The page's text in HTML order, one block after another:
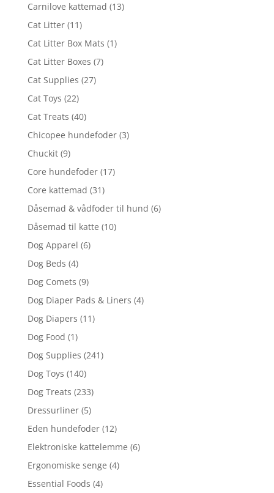
Carnilove kattemad (13)
Cat Litter (11)
Cat Litter Box Mats (1)
Cat Litter Boxes (7)
Cat Supplies (27)
Cat Toys (22)
Cat Treats (40)
Chicopee hundefoder (3)
Chuckit (9)
Core hundefoder (17)
Core kattemad (31)
Dåsemad & vådfoder til hund (6)
Dåsemad til katte (10)
Dog Apparel (6)
Dog Beds (4)
Dog Comets (9)
Dog Diaper Pads & Liners (4)
Dog Diapers (11)
Dog Food (1)
Dog Supplies (241)
Dog Toys (140)
Dog Treats (233)
Dressurliner (5)
Eden hundefoder (12)
Elektroniske kattelemme (6)
Ergonomiske senge (4)
Essential Foods (4)